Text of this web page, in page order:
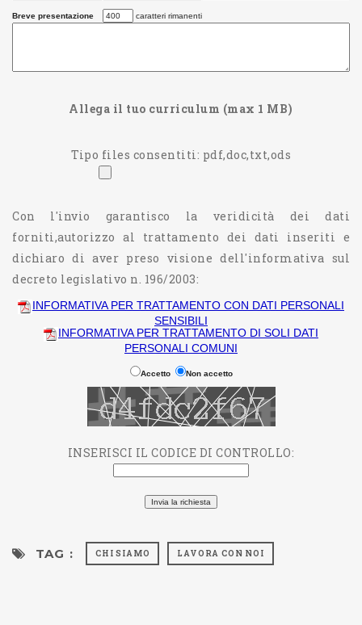
Breve presentazione caratteri rimanenti
Allega il tuo curriculum (max 1 MB)
Tipo files consentiti: pdf,doc,txt,ods
Con l'invio garantisco la veridicità dei dati
forniti,autorizzo al trattamento dei dati inseriti e
dichiaro di aver preso visione dell'informativa sul
decreto legislativo n. 196/2003:
INFORMATIVA PER TRATTAMENTO CON DATI PERSONALI
SENSIBILI
INFORMATIVA PER TRATTAMENTO DI SOLI DATI
PERSONALI COMUNI
Accetto Non accetto
INSERISCI IL CODICE DI CONTROLLO:
TAG : CHI SIAMO LAVORA CON NOI